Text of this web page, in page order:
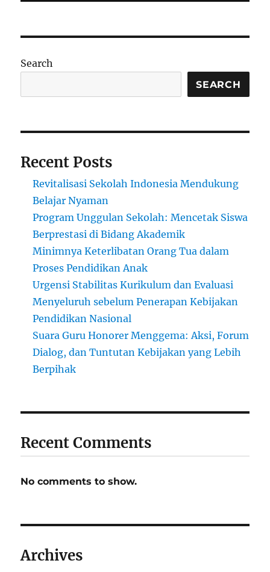
Search
SEARCH
Recent Posts
Revitalisasi Sekolah Indonesia Mendukung
Belajar Nyaman
Program Unggulan Sekolah: Mencetak Siswa
Berprestasi di Bidang Akademik
Minimnya Keterlibatan Orang Tua dalam
Proses Pendidikan Anak
Urgensi Stabilitas Kurikulum dan Evaluasi
Menyeluruh sebelum Penerapan Kebijakan
Pendidikan Nasional
Suara Guru Honorer Menggema: Aksi, Forum
Dialog, dan Tuntutan Kebijakan yang Lebih
Berpihak
Recent Comments
No comments to show.
Archives